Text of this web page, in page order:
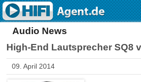
Direkt zum Inhalt
Gutscheine
Audio
Video
Audio News
High-End Lautsprecher SQ8
09. April 2014